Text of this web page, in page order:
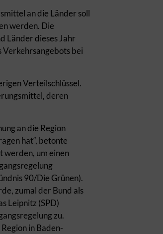
an die Länder soll
werden. Die
Länder dieses Jahr
bei
Verteilschlüssel.
deren
an die Region
hat“, betonte
werden, um einen
90/Die Grünen).
zumal der Bund als
Leipnitz (SPD)
zu.
in Baden-